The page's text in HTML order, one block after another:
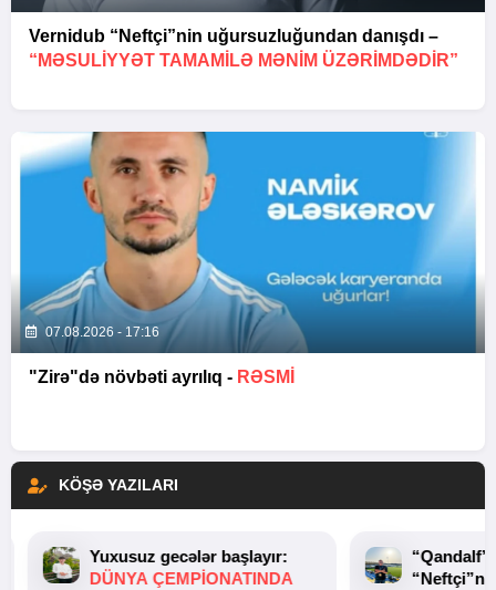
Vernidub “Neftçi”nin uğursuzluğundan danışdı –
“MƏSULIYYƏT TAMAMILƏ MƏNIM ÜZƏRIMDƏDIR”
07.08.2026 - 17:16
"Zirə"də növbəti ayrılıq - RƏSMİ
KÖŞƏ YAZILARI
Yuxusuz gecələr başlayır:
DÜNYA ÇEMPIONATINDA